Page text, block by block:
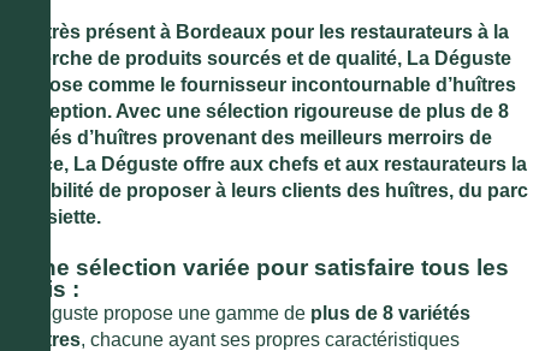
Déjà très présent à Bordeaux pour les restaurateurs à la
recherche de produits sourcés et de qualité, La Déguste
s’impose comme le fournisseur incontournable d’huîtres
d’exception. Avec une sélection rigoureuse de plus de 8
variétés d’huîtres provenant des meilleurs merroirs de
France, La Déguste offre aux chefs et aux restaurateurs la
possibilité de proposer à leurs clients des huîtres, du parc
à l’assiette.
1. Une sélection variée pour satisfaire tous les
palais :
La Déguste propose une gamme de plus de 8 variétés
d’huîtres, chacune ayant ses propres caractéristiques